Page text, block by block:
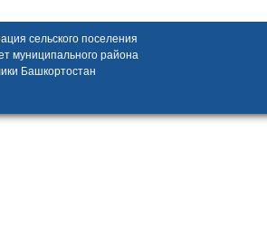
сельского поселения
муниципального района
Башкортостан